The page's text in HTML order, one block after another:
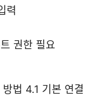
력
권한 필요
법 4.1 기본 연결